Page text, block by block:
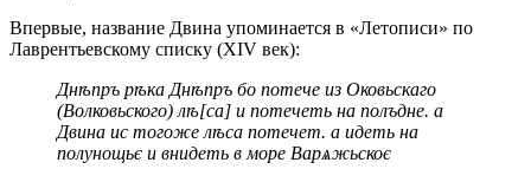
Впервые, название Двина упоминается в «Летописи» по
Лаврентьевскому списку (XIV век):
Днѣпръ рѣка Днѣпръ бо потече из Оковьскаго
(Волковьского) лѣ[са] и потечеть на полъдне. а
Двина ис тогоже лѣса потечет. а идеть на
полунощьє и внидеть в море Варѧжьскоє